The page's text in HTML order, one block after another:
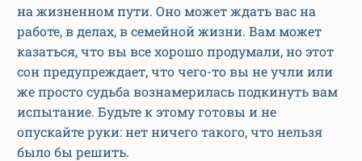
на жизненном пути. Оно может ждать вас на
работе, в делах, в семейной жизни. Вам может
казаться, что вы все хорошо продумали, но этот
сон предупреждает, что чего-то вы не учли или
же просто судьба вознамерилась подкинуть вам
испытание. Будьте к этому готовы и не
опускайте руки: нет ничего такого, что нельзя
было бы решить.